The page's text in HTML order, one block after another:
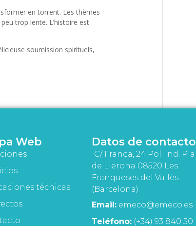
en torrent. Les thèmes
trop lente. L’histoire est
soumission spirituels,
Web
técnicas
Datos de contacto
C/ França, 24 Pol. Ind. Pla
de Llerona 08520 Les
Franqueses del Vallès
(Barcelona)
Email: emeco@emeco.es
Teléfono: (+34) 93 840 50